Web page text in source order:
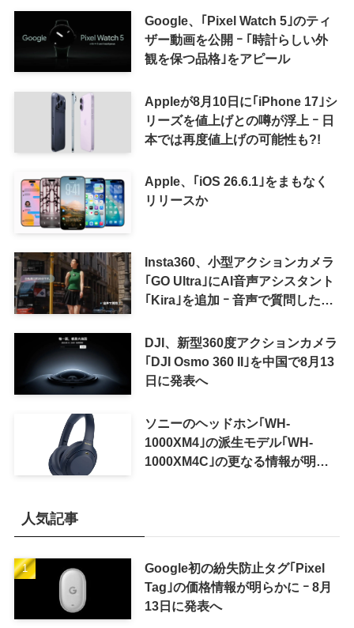
来の｢収益分配｣は廃止
Google、｢Pixel Watch 5｣のティ
ザー動画を公開 ｰ ｢時計らしい外
観を保つ品格｣をアピール
Appleが8月10日に｢iPhone 17｣シ
リーズを値上げとの噂が浮上 ｰ 日
本では再度値上げの可能性も?!
Apple、｢iOS 26.6.1｣をまもなく
リリースか
Insta360、小型アクションカメラ
｢GO Ultra｣にAI音声アシスタント
｢Kira｣を追加 ｰ 音声で質問した
可能に
DJI、新型360度アクションカメラ
｢DJI Osmo 360 II｣を中国で8月13
日に発表へ
ソニーのヘッドホン｢WH-
1000XM4｣の派生モデル｢WH-
1000XM4C｣の更なる情報が明ら
人気記事
Google初の紛失防止タグ｢Pixel
Tag｣の価格情報が明らかに ｰ 8月
13日に発表へ